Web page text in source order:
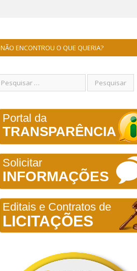
NÃO ENCONTROU O QUE QUERIA?
Portal da
TRANSPARÊNCIA
Solicitar
INFORMAÇÕES
Editais e Contratos de
LICITAÇÕES